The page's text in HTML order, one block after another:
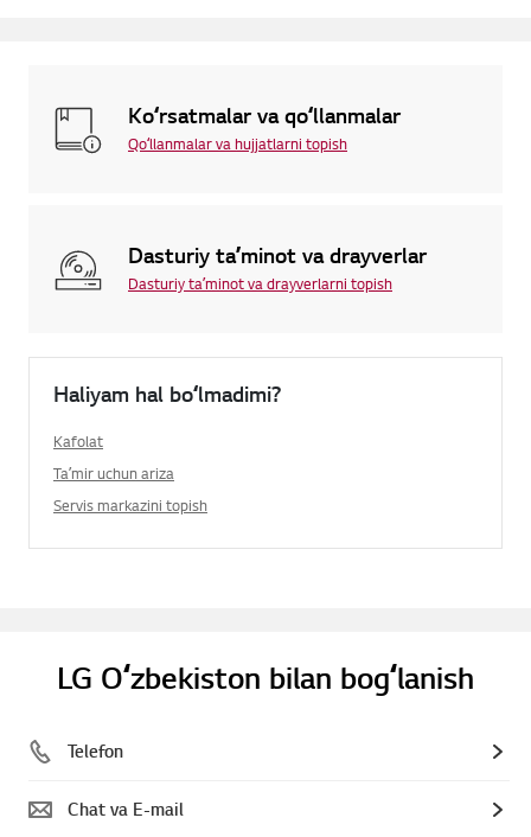
Koʻrsatmalar va qoʻllanmalar
Qoʻllanmalar va hujjatlarni topish
Dasturiy taʼminot va drayverlar
Dasturiy taʼminot va drayverlarni topish
Haliyam hal boʻlmadimi?
Kafolat
Taʼmir uchun ariza
Servis markazini topish
LG Oʻzbekiston bilan bogʻlanish
Telefon
Chat va E-mail